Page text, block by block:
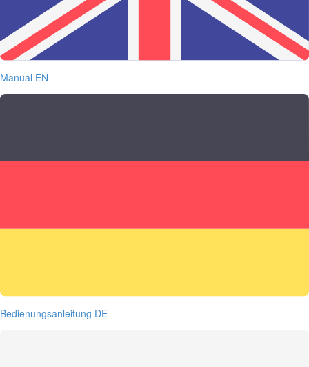
Manual EN
Bedienungsanleitung DE